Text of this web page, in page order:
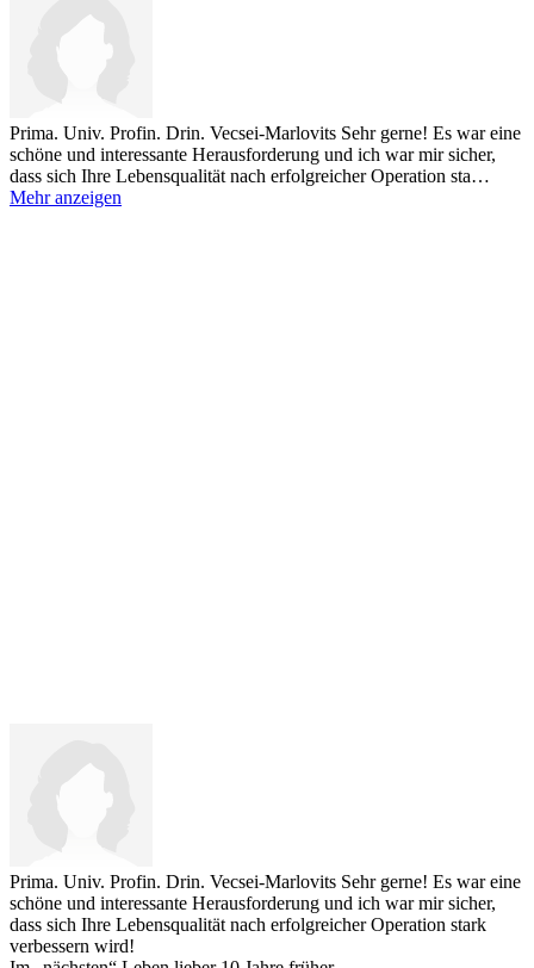
Prima. Univ. Profin. Drin. Vecsei-Marlovits Sehr gerne! Es war eine
schöne und interessante Herausforderung und ich war mir sicher,
dass sich Ihre Lebensqualität nach erfolgreicher Operation sta…
Mehr anzeigen
Prima. Univ. Profin. Drin. Vecsei-Marlovits Sehr gerne! Es war eine
schöne und interessante Herausforderung und ich war mir sicher,
dass sich Ihre Lebensqualität nach erfolgreicher Operation stark
verbessern wird!